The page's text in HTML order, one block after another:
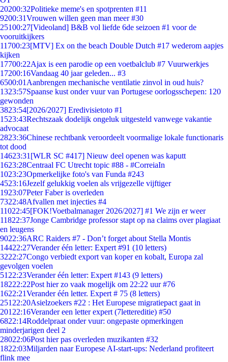
20200:32Politieke meme's en spotprenten #11
9200:31Vrouwen willen geen man meer #30
25100:27[Videoland] B&B vol liefde 6de seizoen #1 voor de
vooruitkijkers
11700:23[MTV] Ex on the beach Double Dutch #17 wederom aapjes
kijken
17700:22Ajax is een parodie op een voetbalclub #7 Vuurwerkjes
17200:16Vandaag 40 jaar geleden... #3
6500:01 Aanbrengen mechanische ventilatie zinvol in oud huis?
1323:57Spaanse kust onder vuur van Portugese oorlogsschepen: 120
gewonden
3823:54[2026/2027] Eredivisietoto #1
1523:43Rechtszaak dodelijk ongeluk uitgesteld vanwege vakantie
advocaat
2823:36Chinese rechtbank veroordeelt voormalige lokale functionaris
tot dood
14623:31 [WLR SC #417] Nieuw deel openen was kaputt
1623:28Centraal FC Utrecht topic #88 - #CorreiaIn
1023:23Opmerkelijke foto's van Funda #243
4523:16Jezelf gelukkig voelen als vrijgezelle vijftiger
1923:07Peter Faber is overleden
7322:48Afvallen met injecties #4
11022:45[FOK!Voetbalmanager 2026/2027] #1 We zijn er weer
11822:37Jonge Cambridge professor stapt op na claims over plagiaat
en leugens
9022:36ARC Raiders #7 - Don’t forget about Stella Montis
14422:27Verander één letter: Expert #91 (10 letters)
3222:27Congo verbiedt export van koper en kobalt, Europa zal
gevolgen voelen
51 22:23Verander één letter: Expert #143 (9 letters)
18222:22Post hier zo vaak mogelijk om 22:22 uur #76
1622:21Verander één letter. Expert # 75 (8 letters)
251 22:20Asielzoekers #22 : Het Europese migratiepact gaat in
201 22:16Verander een letter expert (7lettereditie) #50
6822:14Roddelpraat onder vuur: ongepaste opmerkingen
minderjarigen deel 2
28022:06Post hier pas overleden muzikanten #32
1822:03Miljarden naar Europese AI-start-ups: Nederland profiteert
flink mee